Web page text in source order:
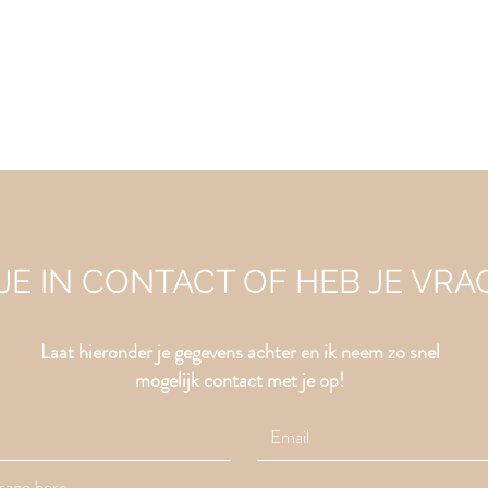
IN CONTACT OF HEB JE
Laat hieronder je gegevens achter en ik neem zo snel
mogelijk contact met je op!